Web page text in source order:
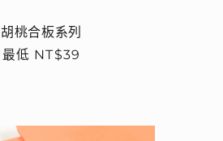
胡桃合板系列
定
最低 NT$39